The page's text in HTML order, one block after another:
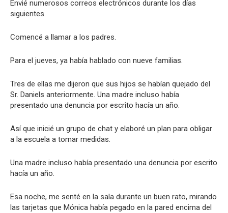
Envié numerosos correos electrónicos durante los días
siguientes.
Comencé a llamar a los padres.
Para el jueves, ya había hablado con nueve familias.
Tres de ellas me dijeron que sus hijos se habían quejado del
Sr. Daniels anteriormente. Una madre incluso había
presentado una denuncia por escrito hacía un año.
Así que inicié un grupo de chat y elaboré un plan para obligar
a la escuela a tomar medidas.
Una madre incluso había presentado una denuncia por escrito
hacía un año.
Esa noche, me senté en la sala durante un buen rato, mirando
las tarjetas que Mónica había pegado en la pared encima del